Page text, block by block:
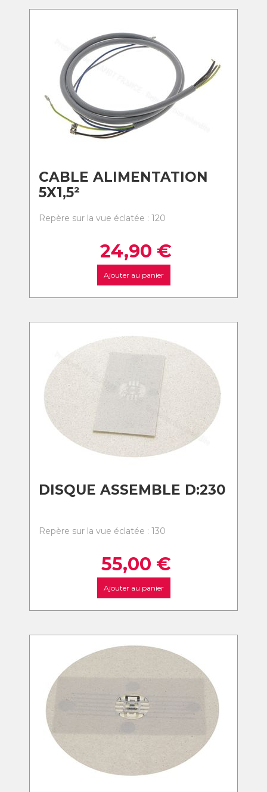
CABLE ALIMENTATION
5X1,5²
Repère sur la vue éclatée : 120
24,90 €
Ajouter au panier
DISQUE ASSEMBLE D:230
Repère sur la vue éclatée : 130
55,00 €
Ajouter au panier